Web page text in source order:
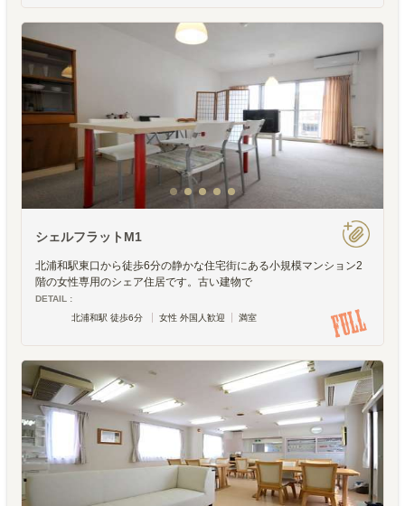
シェルフラットM1
北浦和駅東口から徒歩6分の静かな住宅街にある小規模マンション2
階の女性専用のシェア住居です。古い建物で
DETAIL :
北浦和駅 徒歩6分
女性 外国人歓迎 満室